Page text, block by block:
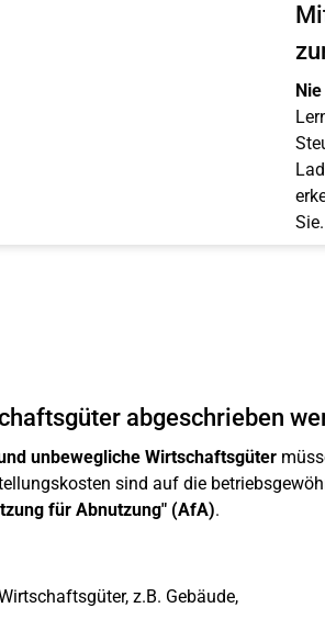
Sie.
abgeschrieben
unbewegliche Wirtschaftsgüter
sind auf die
für Abnutzung" (AfA).
z.B. Gebäude,